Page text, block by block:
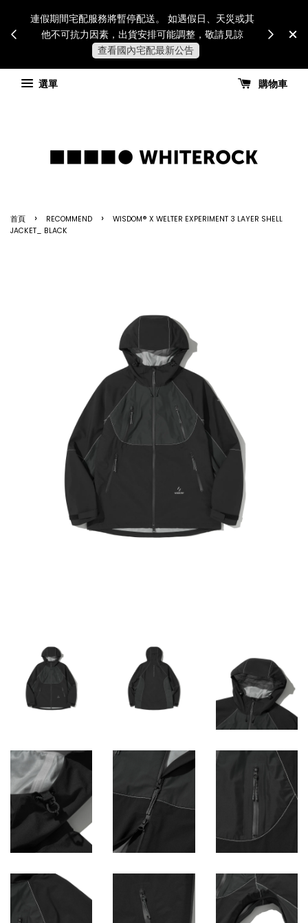
連假期間宅配服務將暫停配送。 如遇假日、天災或其
他不可抗力因素，出貨安排可能調整，敬請見諒
查看國內宅配最新公告
for all
國
選單
購物車
首頁 › RECOMMEND ›
WISDOM® X WELTER EXPERIMENT 3 LAYER SHELL
JACKET_ BLACK